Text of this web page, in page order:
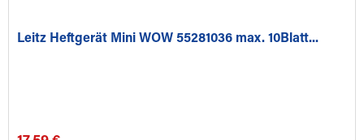
Leitz Heftgerät Mini WOW 55281036 max. 10Blatt...